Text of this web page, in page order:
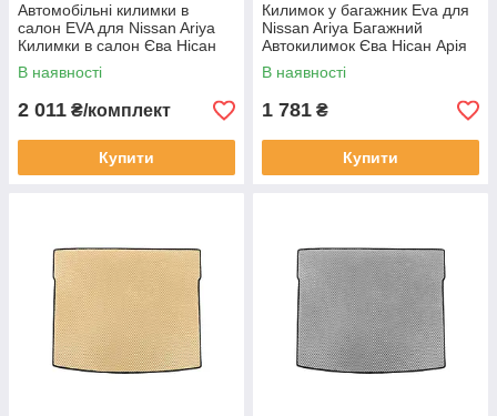
Автомобільні килимки в
салон EVA для Nissan Ariya
Килимки в салон Єва Нісан
Арія Бежеві
В наявності
2 011 ₴/комплект
Купити
Килимок у багажник Eva для
Nissan Ariya Багажний
Автокилимок Єва Нісан Арія
чорний
В наявності
1 781 ₴
Купити